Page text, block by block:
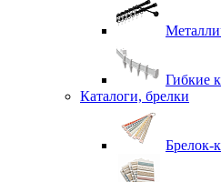
Гибкие
Каталоги, брелки
Брелок-